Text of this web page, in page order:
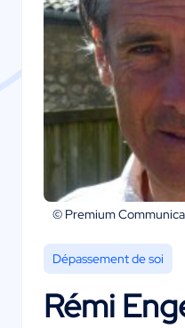
© Premium
Dépassement de soi
Rémi